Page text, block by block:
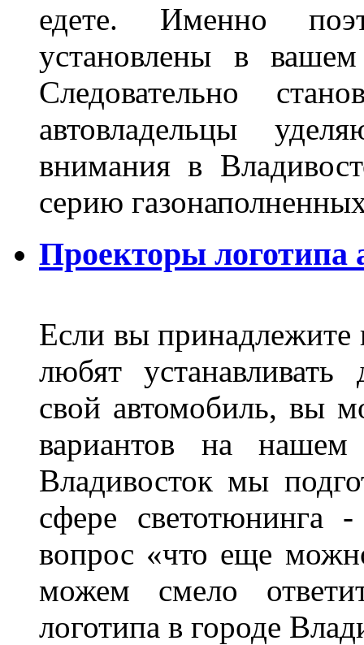
едете. Именно
установлены в
Следовательно
автовладельцы
внимания в
серию
Проекторы логотипа
Если вы принадлежите
любят устанавливать
свой автомобиль, вы
вариантов на
Владивосток мы
сфере светотюнинга
вопрос «что еще
можем смело
логотипа в городе